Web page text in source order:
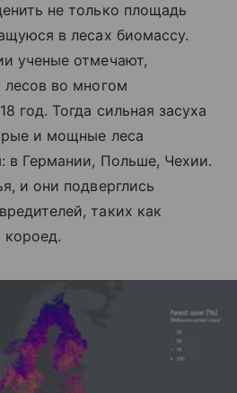
не только площадь
в лесах биомассу.
ученые отмечают,
лесов во многом
год. Тогда сильная засуха
и мощные леса
в Германии, Польше, Чехии.
и они подверглись
таких как
короед.